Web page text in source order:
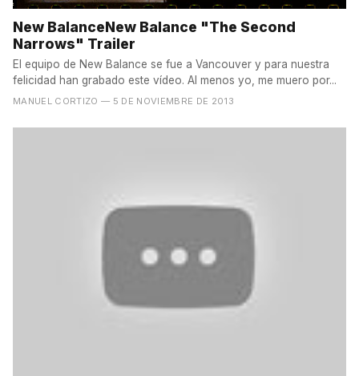
New BalanceNew Balance "The Second
Narrows" Trailer
El equipo de New Balance se fue a Vancouver y para nuestra
felicidad han grabado este vídeo. Al menos yo, me muero por...
MANUEL CORTIZO — 5 DE NOVIEMBRE DE 2013